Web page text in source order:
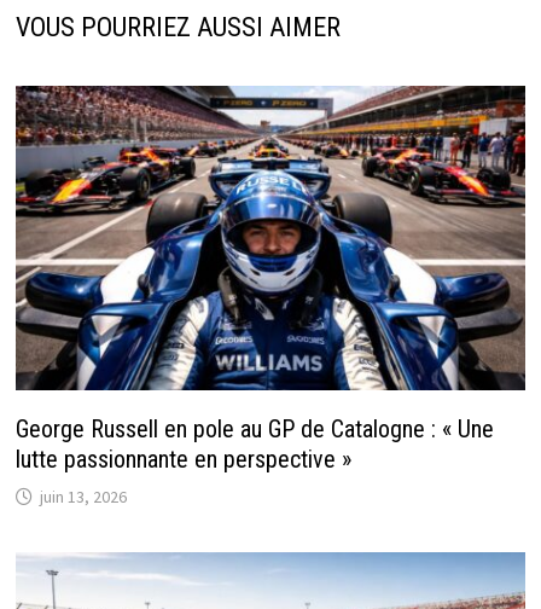
VOUS POURRIEZ AUSSI AIMER
George Russell en pole au GP de Catalogne : « Une
lutte passionnante en perspective »
juin 13, 2026